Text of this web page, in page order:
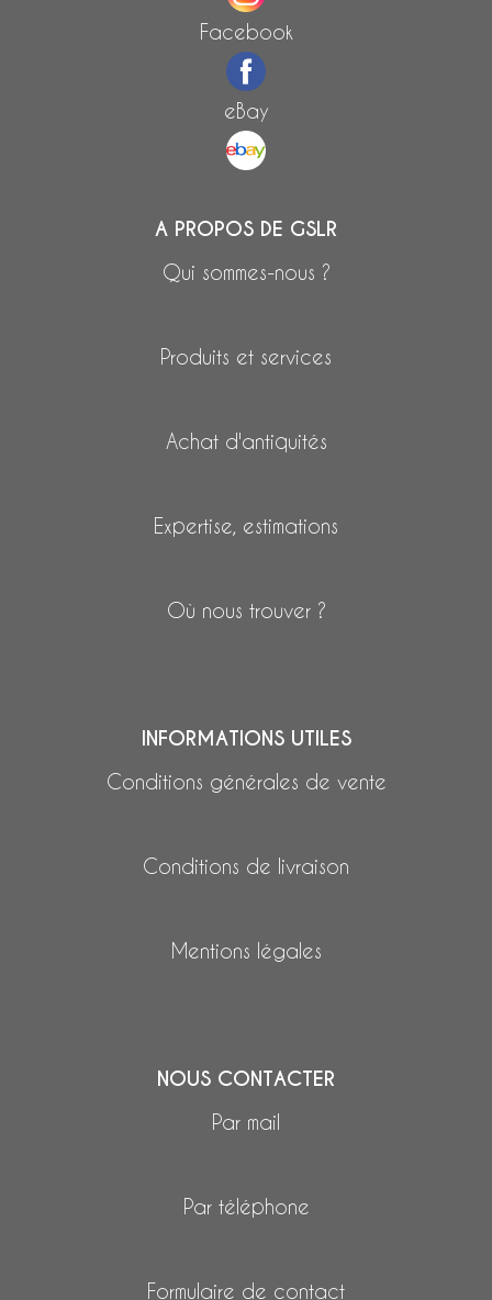
Facebook
eBay
A PROPOS DE GSLR
Qui sommes-nous ?
Produits et services
Achat d'antiquités
Expertise, estimations
Où nous trouver ?
INFORMATIONS UTILES
Conditions générales de vente
Conditions de livraison
Mentions légales
NOUS CONTACTER
Par mail
Par téléphone
Formulaire de contact